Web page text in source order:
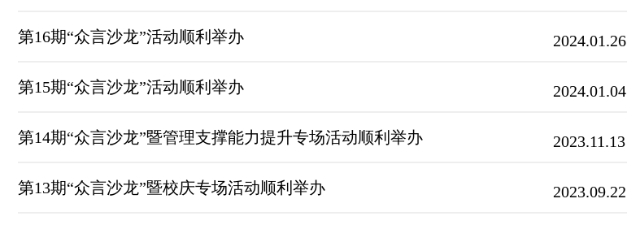
第16期“众言沙龙”活动顺利举办 2024.01.26
第15期“众言沙龙”活动顺利举办 2024.01.04
第14期“众言沙龙”暨管理支撑能力提升专场活动顺利举办 2023.11.13
第13期“众言沙龙”暨校庆专场活动顺利举办 2023.09.22